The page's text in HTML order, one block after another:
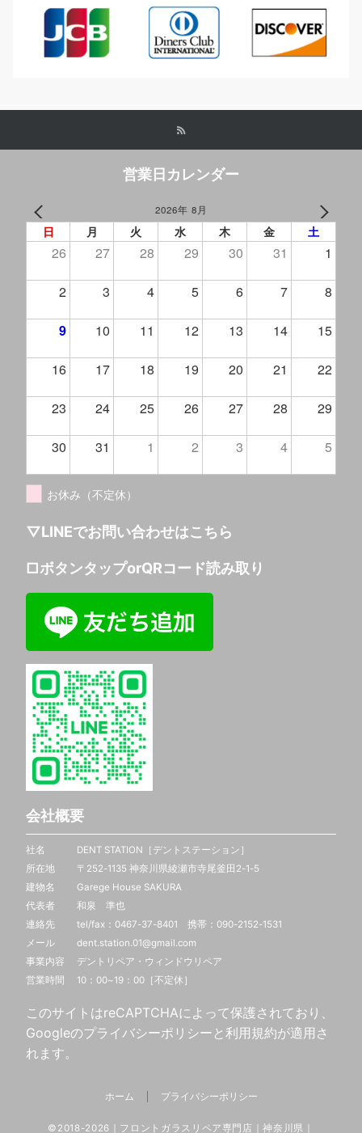
営業日カレンダー
2026年 8月
日 月 火 水 木 金 土
26 27 28 29 30 31 1
2 3 4 5 6 7 8
9 10 11 12 13 14 15
16 17 18 19 20 21 22
23 24 25 26 27 28 29
30 31 1 2 3 4 5
お休み（不定休）
▽LINEでお問い合わせはこちら
□ボタンタップorQRコード読み取り
会社概要
社名 DENT STATION［デントステーション］
所在地 〒252-1135 神奈川県綾瀬市寺尾釜田2-1-5
建物名 Garege House SAKURA
代表者 和泉 準也
連絡先 tel/fax：0467-37-8401 携帯： 090-2152-1531
メール dent.station.01@gmail.com
事業内容 デントリペア・ウィンドウリペア
営業時間 10：00~19：00［不定休］
このサイトはreCAPTCHAによって保護されており、
Googleのプライバシーポリシー と 利用規約が適用さ
れます。
ホーム プライバシーポリシー
©2018-2026｜フロントガラスリペア専門店｜神奈川県｜